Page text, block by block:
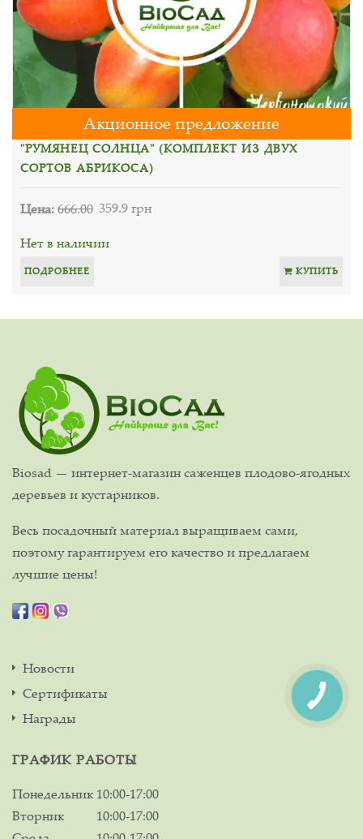
Акционное предложение
"РУМЯНЕЦ СОЛНЦА" (КОМПЛЕКТ ИЗ ДВУХ
СОРТОВ АБРИКОСА)
Цена:666.00 359.9 грн
Нет в наличии
ПОДРОБНЕЕ КУПИТЬ
Biosad — интернет-магазин саженцев плодово-ягодных
деревьев и кустарников.
Весь посадочный материал выращиваем сами,
поэтому гарантируем его качество и предлагаем
лучшие цены!
Новости
Сертификаты
Награды
ГРАФИК РАБОТЫ
Понедельник 10:00-17:00
Вторник
10:00-17:00